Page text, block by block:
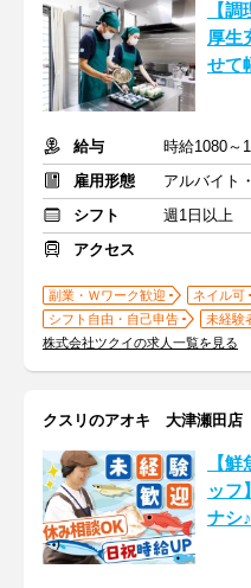
【
厚生
せて
給与
時給1080～
雇用形態
アルバイト
シフト
週1日以上
アクセス
副業・Ｗワーク歓迎 ネイル可
シフト自由・自己申告
未経験
株式会社ツクイの求人一覧を見る
クスリのアオキ 大津瀬田店
【
ッフ
ナシ